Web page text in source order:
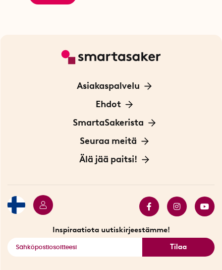
Asiakaspalvelu
Ota yhteyttä
Ehdot
Tietoa evästeistä
Yksityisyydensuoja
Sopimusehdot
SmartaSakerista
Meistä
Myymälä Tukholmassa
Seuraa meitä
Innovaattoriblogi
Älä jää paitsi!
Inspiraatiota uutiskirjeestämme!
Tilaa